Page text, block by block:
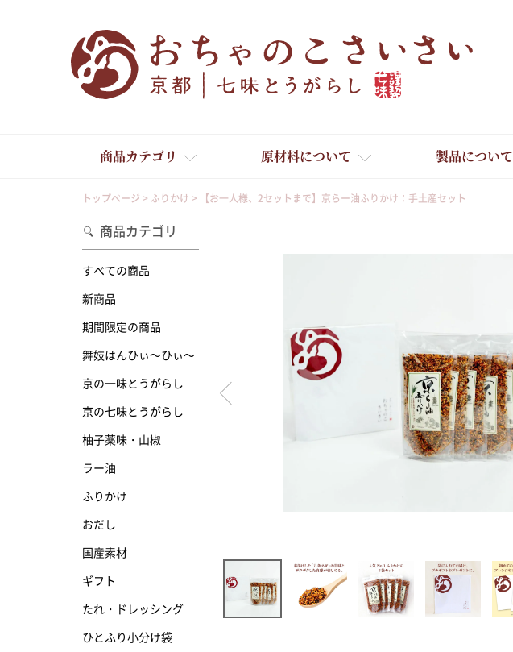
商品カテゴリ
舞妓はんひぃ～ひぃ～
京の一味とうがらし
京の七味とうがらし
たれ・ドレッシング
おだし
お菓子
国産・鷹の爪
原材料について 製品について
トップページ ふりかけ 【お一人様、2セットまで】京らー油ふりかけ：手土産セット
商品カテゴリ
すべての商品
新商品
期間限定の商品
舞妓はんひぃ～ひぃ～
京の一味とうがらし
京の七味とうがらし
柚子薬味・山椒
ラー油
ふりかけ
おだし
国産素材
ギフト
たれ・ドレッシング
ひとふり小分け袋